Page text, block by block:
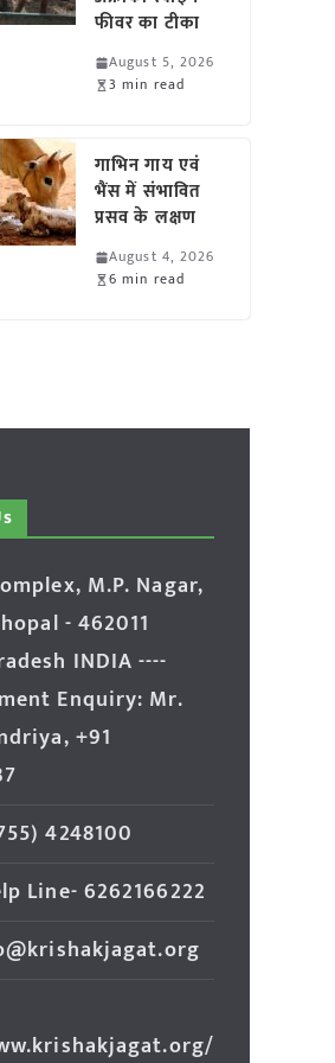
फीवर का टीका
August 5, 2026
3 min read
गाभिन गाय एवं
भैंस में संभावित
प्रसव के लक्षण
August 4, 2026
6 min read
M.P. Nagar,
- 462011
INDIA ----
Enquiry: Mr.
+91
4248100
Line- 6262166222